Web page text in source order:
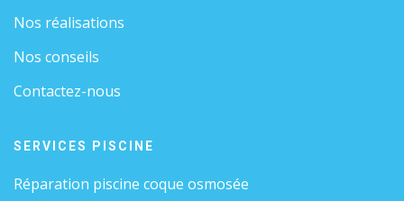
Nos réalisations
Nos conseils
Contactez-nous
SERVICES PISCINE
Réparation piscine coque osmosée